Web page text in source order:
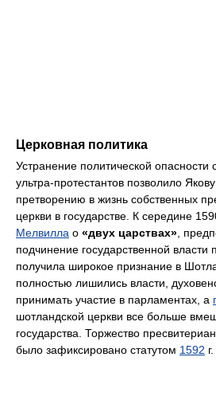
Церковная политика
Устранение политической опасности
ультра-протестантов позволило
претворению в жизнь собственных
церкви в государстве. К середине
Мелвилла о «двух царствах» ,
подчинение государственной власти
получила широкое признание в
полностью лишились власти,
принимать участие в парламентах, а
шотландской церкви все больше
государства. Торжество
было зафиксировано статутом 1592